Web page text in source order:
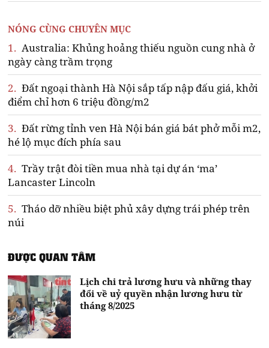
NÓNG CÙNG CHUYÊN MỤC
1. Australia: Khủng hoảng thiếu nguồn cung nhà ở
ngày càng trầm trọng
2. Đất ngoại thành Hà Nội sắp tấp nập đấu giá, khởi
điểm chỉ hơn 6 triệu đồng/m2
3. Đất rừng tỉnh ven Hà Nội bán giá bát phở mỗi m2,
hé lộ mục đích phía sau
4. Trầy trật đòi tiền mua nhà tại dự án ‘ma’
Lancaster Lincoln
5. Tháo dỡ nhiều biệt phủ xây dựng trái phép trên
núi
ĐƯỢC QUAN TÂM
Lịch chi trả lương hưu và những thay
đổi về uỷ quyền nhận lương hưu từ
tháng 8/2025